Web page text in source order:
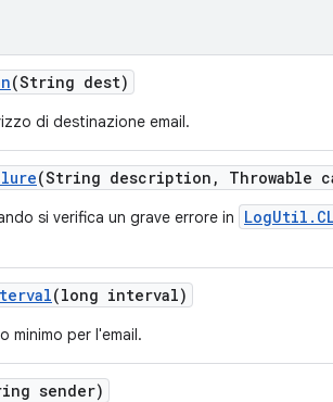
(String dest)
di destinazione email.
(String description , Throwable
si verifica un grave errore in
(long interval)
minimo per l'email.
sender)